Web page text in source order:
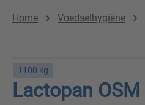
Home Voedselhygiëne
1100 kg
Lactopan OSM